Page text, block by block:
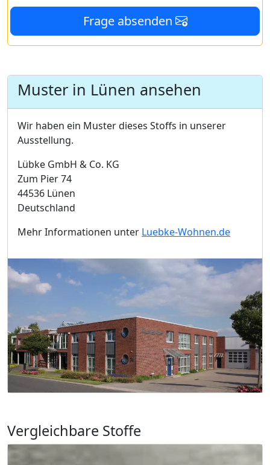
Frage absenden
Muster in Lünen ansehen
Wir haben ein Muster dieses Stoffs in unserer
Ausstellung.
Lübke GmbH & Co. KG
Zum Pier 74
44536 Lünen
Deutschland
Mehr Informationen unter Luebke-Wohnen.de
Vergleichbare Stoffe